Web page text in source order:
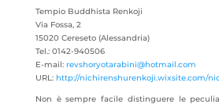
Tempio Buddhista Renkoji
Via Fossa, 2
15020 Cereseto (Alessandria)
Tel.: 0142-940506
E-mail: revshoryotarabini@hotmail.com
URL: http://nichirenshurenkoji.wixsite.com/
Non è sempre facile distinguere le